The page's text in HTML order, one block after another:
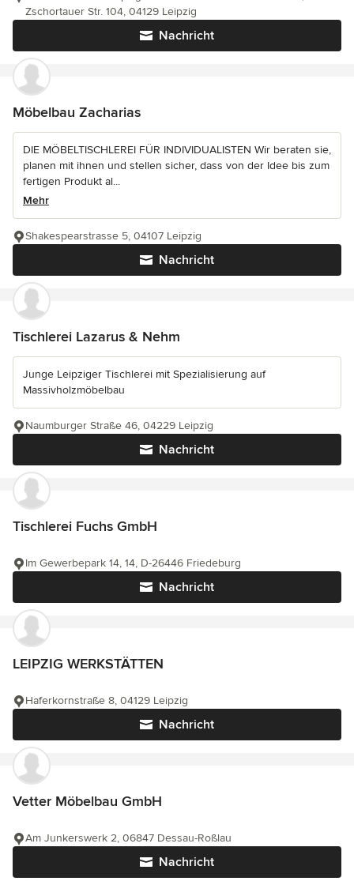
Nachricht
Zschortauer Str. 104, 04129 Leipzig
Möbelbau Zacharias
DIE MÖBELTISCHLEREI FÜR INDIVIDUALISTEN Wir beraten sie,
planen mit ihnen und stellen sicher, dass von der Idee bis zum
fertigen Produkt al...
Mehr
Nachricht
Shakespearstrasse 5, 04107 Leipzig
Tischlerei Lazarus & Nehm
Junge Leipziger Tischlerei mit Spezialisierung auf
Massivholzmöbelbau
Nachricht
Naumburger Straße 46, 04229 Leipzig
Tischlerei Fuchs GmbH
Nachricht
Im Gewerbepark 14, 14, D-26446 Friedeburg
LEIPZIG WERKSTÄTTEN
Nachricht
Haferkornstraße 8, 04129 Leipzig
Vetter Möbelbau GmbH
Nachricht
Am Junkerswerk 2, 06847 Dessau-Roßlau